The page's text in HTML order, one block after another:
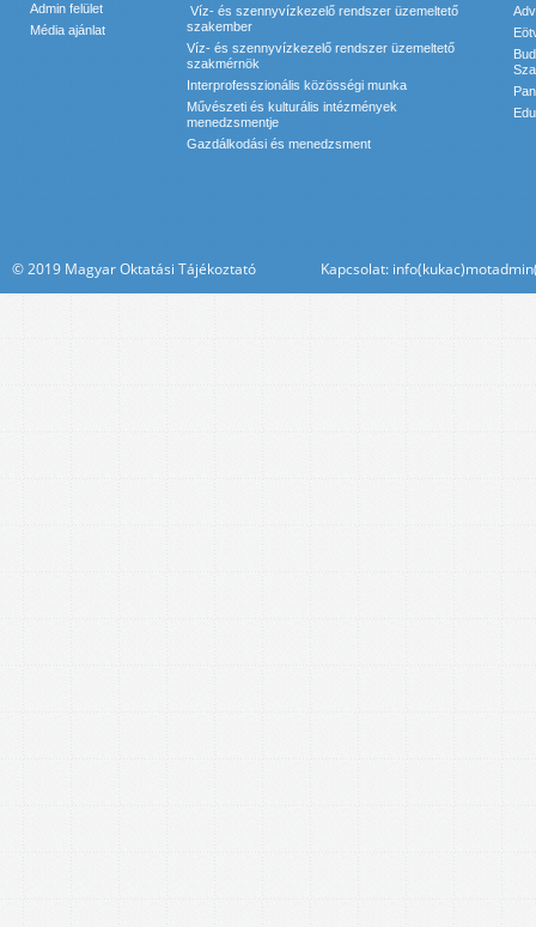
Admin felület
Média ajánlat
Víz- és szennyvízkezelő rendszer üzemeltető
szakember
Víz- és szennyvízkezelő rendszer üzemeltető
szakmérnök
Interprofesszionális közösségi munka
Művészeti és kulturális intézmények
menedzsmentje
Gazdálkodási és menedzsment
© 2019 Magyar Oktatási Tájékoztató Kapcsolat: